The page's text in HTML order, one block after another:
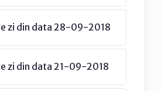
zi din data 28-09-2018
zi din data 21-09-2018